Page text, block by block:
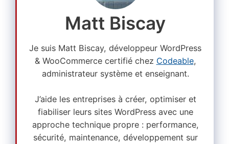
Matt Biscay
Je suis Matt Biscay, développeur WordPress
& WooCommerce certifié chez Codeable,
administrateur système et enseignant.
J’aide les entreprises à créer, optimiser et
fiabiliser leurs sites WordPress avec une
approche technique propre : performance,
sécurité, maintenance, développement sur